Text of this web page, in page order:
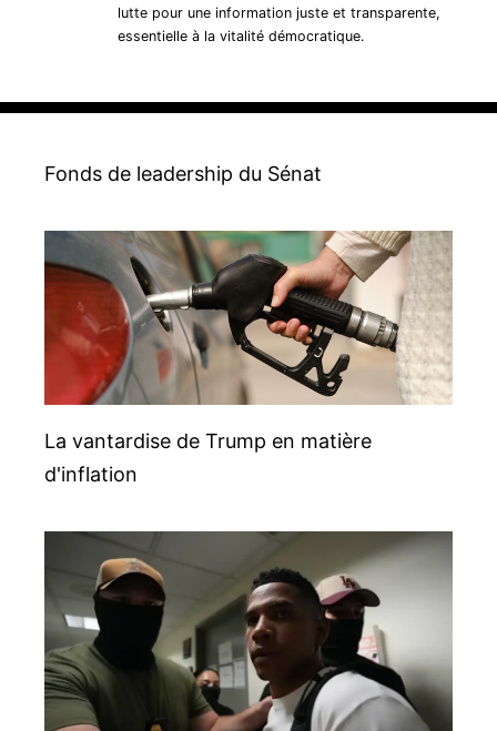
lutte pour une information juste et transparente,
essentielle à la vitalité démocratique.
Fonds de leadership du Sénat
La vantardise de Trump en matière
d'inflation